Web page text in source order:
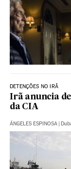
DETENÇÕES NO IRÃ
Irã anuncia
da CIA
ÁNGELES ESPINOSA |